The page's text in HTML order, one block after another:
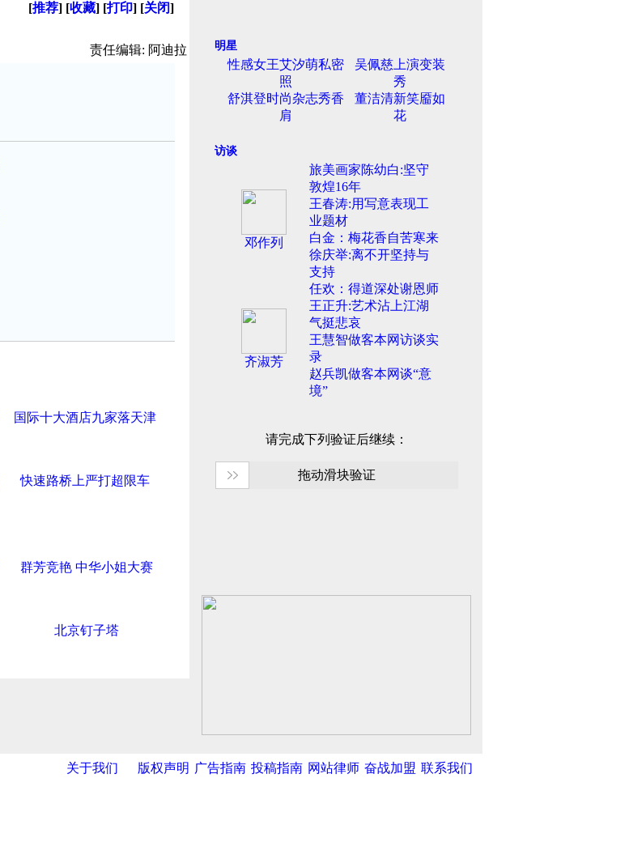
[推荐] [收藏] [打印] [关闭]
责任编辑: 阿迪拉
国际十大酒店九家落天津
快速路桥上严打超限车
群芳竞艳 中华小姐大赛
北京钉子塔
明星
性感女王艾汐萌私密
照
吴佩慈上演变装
秀
舒淇登时尚杂志秀香
肩
董洁清新笑靥如
花
访谈
邓作列
旅美画家陈幼白:坚守
敦煌16年
王春涛:用写意表现工
业题材
白金：梅花香自苦寒来
徐庆举:离不开坚持与
支持
齐淑芳
任欢：得道深处谢恩师
王正升:艺术沾上江湖
气挺悲哀
王慧智做客本网访谈实
录
赵兵凯做客本网谈“意
境”
关于我们 版权声明 广告指南 投稿指南 网站律师 奋战加盟 联系我们